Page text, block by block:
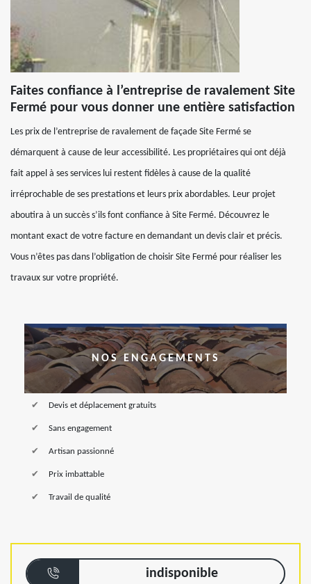
Faites confiance à l’entreprise de ravalement Site
Fermé pour vous donner une entière satisfaction
Les prix de l’entreprise de ravalement de façade Site Fermé se
démarquent à cause de leur accessibilité. Les propriétaires qui ont déjà
fait appel à ses services lui restent fidèles à cause de la qualité
irréprochable de ses prestations et leurs prix abordables. Leur projet
aboutira à un succès s’ils font confiance à Site Fermé. Découvrez le
montant exact de votre facture en demandant un devis clair et précis.
Vous n’êtes pas dans l’obligation de choisir Site Fermé pour réaliser les
travaux sur votre propriété.
NOS ENGAGEMENTS
Devis et déplacement gratuits
Sans engagement
Artisan passionné
Prix imbattable
Travail de qualité
indisponible